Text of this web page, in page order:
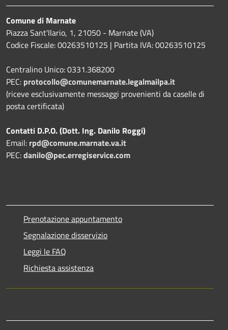
Comune di Marnate
Piazza Sant'Ilario, 1, 21050 - Marnate (VA)
Codice Fiscale: 00263510125 | Partita IVA: 00263510125
Centralino Unico: 0331.368200
PEC: protocollo@comunemarnate.legalmailpa.it
(riceve esclusivamente messaggi provenienti da caselle di
posta certificata)
Contatti D.P.O. (Dott. Ing. Danilo Roggi)
Email: rpd@comune.marnate.va.it
PEC:danilo@pec.erregiservice.com
Prenotazione appuntamento
Segnalazione disservizio
Leggi le FAQ
Richiesta assistenza